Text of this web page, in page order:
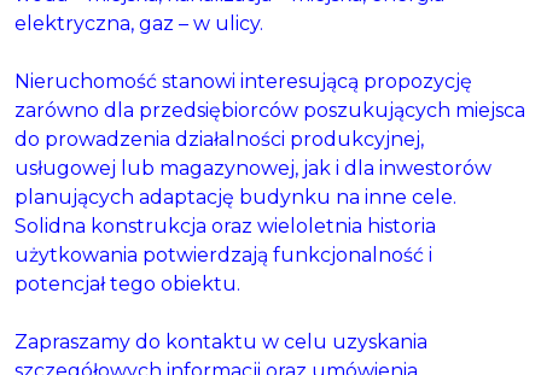
elektryczna, gaz – w ulicy.
Nieruchomość stanowi interesującą propozycję
zarówno dla przedsiębiorców poszukujących miejsca
do prowadzenia działalności produkcyjnej,
usługowej lub magazynowej, jak i dla inwestorów
planujących adaptację budynku na inne cele.
Solidna konstrukcja oraz wieloletnia historia
użytkowania potwierdzają funkcjonalność i
potencjał tego obiektu.
Zapraszamy do kontaktu w celu uzyskania